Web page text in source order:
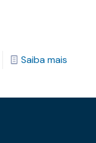
Saiba mais